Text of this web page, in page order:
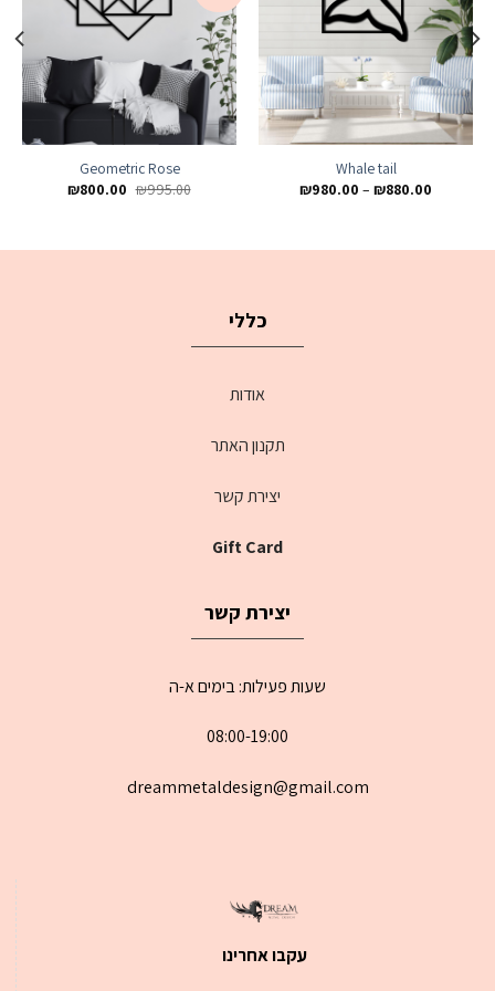
wishlist
Whale tail
₪880.00
–
₪980.00
Geometric Rose
₪995.00
₪800.00
כללי
אודות
תקנון האתר
יצירת קשר
Gift Card
יצירת קשר
שעות פעילות: בימים א-ה
08:00-19:00
dreammetaldesign@gmail.com
עקבו אחרינו